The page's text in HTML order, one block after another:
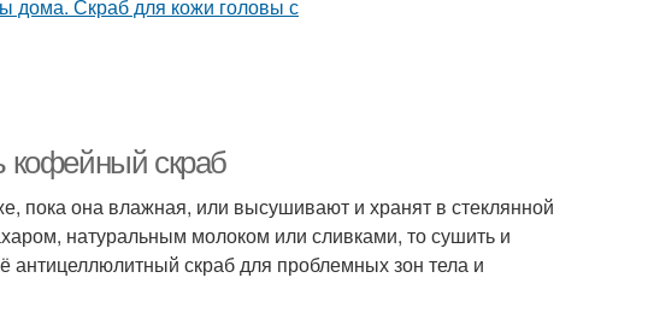
кофейный скраб
пока она влажная, или высушивают и хранят в стеклянной
натуральным молоком или сливками, то сушить и
антицеллюлитный скраб для проблемных зон тела и